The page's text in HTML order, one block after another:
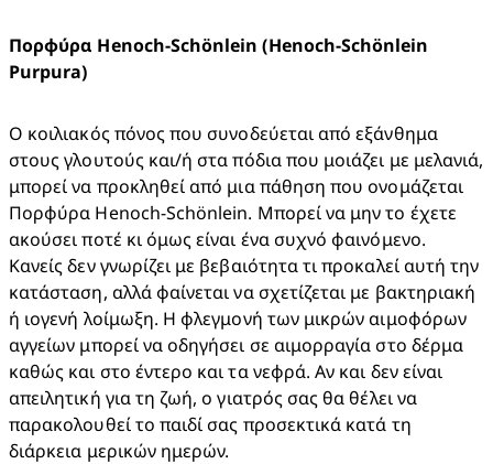
Πορφύρα Henoch-Schönlein (Henoch-Schönlein
Purpura)
Ο κοιλιακός πόνος που συνοδεύεται από εξάνθημα
στους γλουτούς και/ή στα πόδια που μοιάζει με μελανιά,
μπορεί να προκληθεί από μια πάθηση που ονομάζεται
Πορφύρα Henoch-Schönlein. Μπορεί να μην το έχετε
ακούσει ποτέ κι όμως είναι ένα συχνό φαινόμενο.
Κανείς δεν γνωρίζει με βεβαιότητα τι προκαλεί αυτή την
κατάσταση, αλλά φαίνεται να σχετίζεται με βακτηριακή
ή ιογενή λοίμωξη. Η φλεγμονή των μικρών αιμοφόρων
αγγείων μπορεί να οδηγήσει σε αιμορραγία στο δέρμα
καθώς και στο έντερο και τα νεφρά. Αν και δεν είναι
απειλητική για τη ζωή, ο γιατρός σας θα θέλει να
παρακολουθεί το παιδί σας προσεκτικά κατά τη
διάρκεια μερικών ημερών.